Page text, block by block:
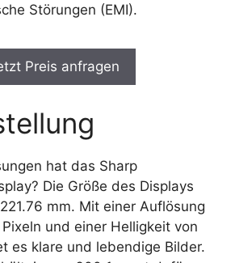
Störungen (EMI).
Preis anfragen
hat das Sharp
Die Größe des Displays
mm. Mit einer Auflösung
und einer Helligkeit von
es klare und lebendige Bilder.